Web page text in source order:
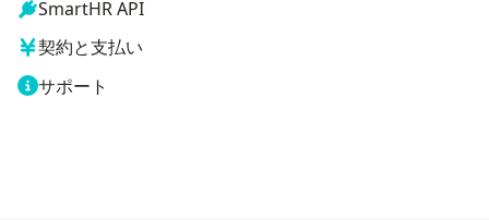
SmartHR API
契約と支払い
サポート